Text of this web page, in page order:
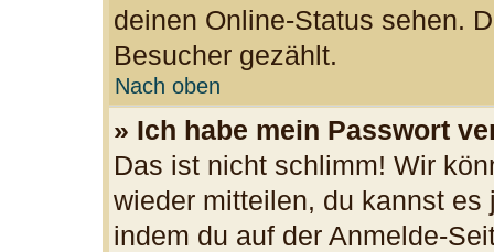
deinen Online-Status sehen.
Besucher gezählt.
Nach oben
» Ich habe mein Passwort
Das ist nicht schlimm! Wir
wieder mitteilen, du kannst
indem du auf der Anmelde-